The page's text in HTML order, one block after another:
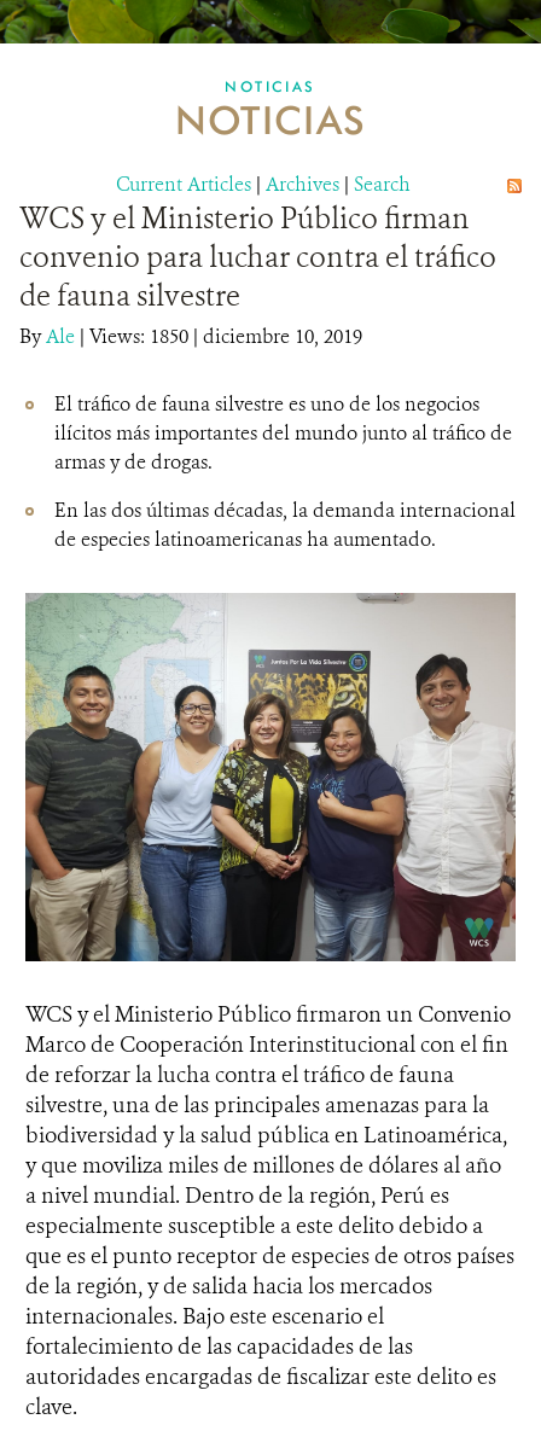
MECANISMO DE ATENCIÓN DE QUEJAS Y RECLAMOS
DONA
NOTICIAS
NOTICIAS
Current Articles | Archives | Search
WCS y el Ministerio Público firman
convenio para luchar contra el tráfico
de fauna silvestre
ByAle | Views: 1850 | diciembre 10, 2019
El tráfico de fauna silvestre es uno de los negocios
ilícitos más importantes del mundo junto al tráfico de
armas y de drogas.
En las dos últimas décadas, la demanda internacional
de especies latinoamericanas ha aumentado.
WCS y el Ministerio Público firmaron un Convenio
Marco de Cooperación Interinstitucional con el fin
de reforzar la lucha contra el tráfico de fauna
silvestre, una de las principales amenazas para la
biodiversidad y la salud pública en Latinoamérica,
y que moviliza miles de millones de dólares al año
a nivel mundial. Dentro de la región, Perú es
especialmente susceptible a este delito debido a
que es el punto receptor de especies de otros países
de la región, y de salida hacia los mercados
internacionales. Bajo este escenario el
fortalecimiento de las capacidades de las
autoridades encargadas de fiscalizar este delito es
clave.